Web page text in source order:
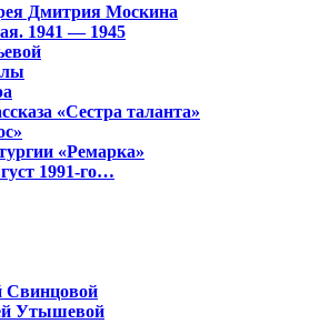
Дмитрия Москина
1941 — 1945
«Сестра таланта»
«Ремарка»
1991-го…
Свинцовой
Утышевой